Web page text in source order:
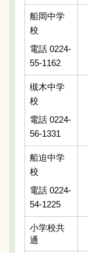
船岡中学
校
電話 0224-
55-1162
槻木中学
校
電話 0224-
56-1331
船迫中学
校
電話 0224-
54-1225
小学校共
通